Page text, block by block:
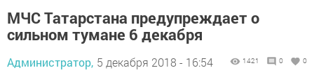
МЧС Татарстана предупреждает о
сильном тумане 6 декабря
Администратор, 5 декабря 2018 - 16:54 1421 0 0